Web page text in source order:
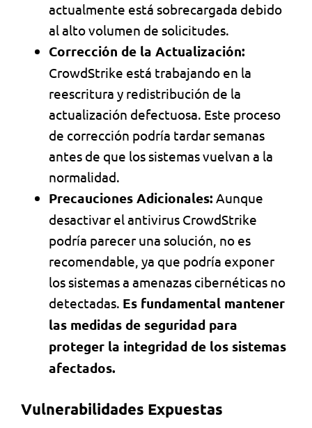
actualmente está sobrecargada debido
al alto volumen de solicitudes.
Corrección de la Actualización:
CrowdStrike está trabajando en la
reescritura y redistribución de la
actualización defectuosa. Este proceso
de corrección podría tardar semanas
antes de que los sistemas vuelvan a la
normalidad.
Precauciones Adicionales: Aunque
desactivar el antivirus CrowdStrike
podría parecer una solución, no es
recomendable, ya que podría exponer
los sistemas a amenazas cibernéticas no
detectadas. Es fundamental mantener
las medidas de seguridad para
proteger la integridad de los sistemas
afectados.
Vulnerabilidades Expuestas